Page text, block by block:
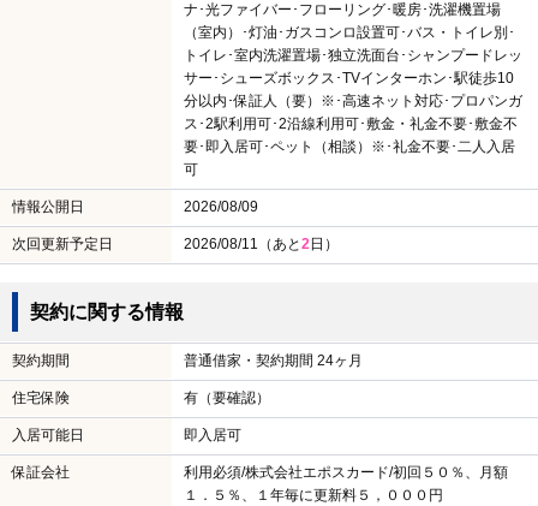
ナ･光ファイバー･フローリング･暖房･洗濯機置場
（室内）･灯油･ガスコンロ設置可･バス・トイレ別･
トイレ･室内洗濯置場･独立洗面台･シャンプードレッ
サー･シューズボックス･TVインターホン･駅徒歩10
分以内･保証人（要）※･高速ネット対応･プロパンガ
ス･2駅利用可･2沿線利用可･敷金・礼金不要･敷金不
要･即入居可･ペット（相談）※･礼金不要･二人入居
可
情報公開日 2026/08/09
次回更新予定日 2026/08/11（あと2日）
契約に関する情報
契約期間 普通借家・契約期間 24ヶ月
住宅保険 有（要確認）
入居可能日 即入居可
保証会社
利用必須/株式会社エポスカード/初回５０％、月額
１．５％、１年毎に更新料５，０００円